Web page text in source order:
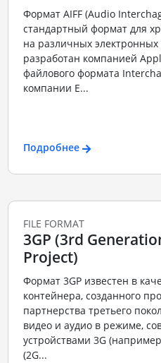
Формат AIFF (Audio
стандартный формат для
на различных
разработан компанией
файлового формата
компании E...
Подробнее
FILE FORMAT
3GP (3rd
Project)
Формат 3GP известен в
контейнера, созданного
партнерства третьего
видео и аудио в режиме,
устройствами 3G
(2G...